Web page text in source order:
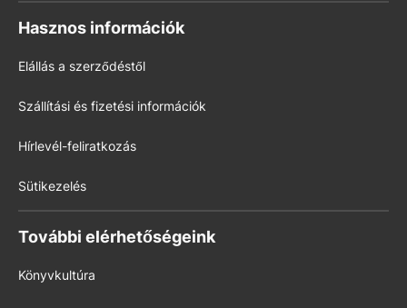
Hasznos információk
Elállás a szerződéstől
Szállítási és fizetési információk
Hírlevél-feliratkozás
Sütikezelés
További elérhetőségeink
Könyvkultúra